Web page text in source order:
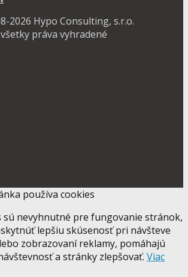
2026 Hypo Consulting, s.r.o.
všetky práva vyhradené
používa cookies
sú nevyhnutné pre fungovanie stránok,
lepšiu skúsenosť pri návšteve
zobrazovaní reklamy, pomáhajú
a stránky zlepšovať. Viac